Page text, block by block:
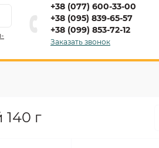
+38 (077) 600-33-00
+38 (095) 839-65-57
+38 (099) 853-72-12
Заказать звонок
г